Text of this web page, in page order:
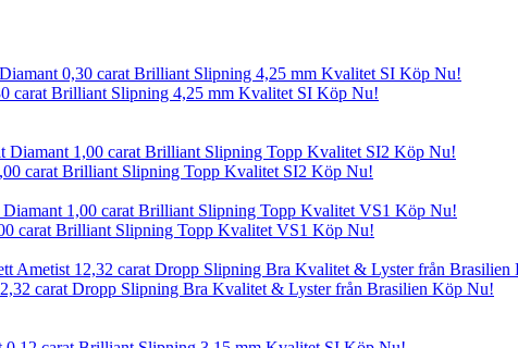
carat Brilliant Slipning 4,25 mm Kvalitet SI Köp Nu!
carat Brilliant Slipning Topp Kvalitet SI2 Köp Nu!
carat Brilliant Slipning Topp Kvalitet VS1 Köp Nu!
carat Dropp Slipning Bra Kvalitet & Lyster från Brasilien Köp Nu!